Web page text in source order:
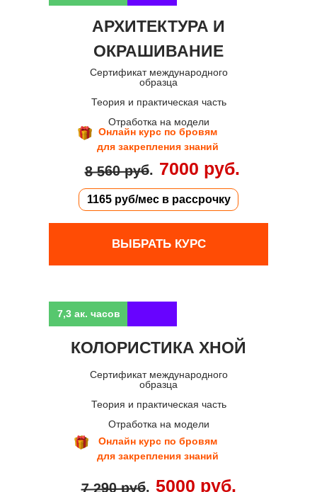
АРХИТЕКТУРА И
ОКРАШИВАНИЕ
ВЫБРАТЬ КУРС
Сертификат международного
образца
Теория и практическая часть
Отработка на модели
Онлайн курс по бровям
для закрепления знаний
КОЛОРИСТИКА ХНОЙ
Сертификат международного
образца
Теория и практическая часть
Отработка на модели
Онлайн курс по бровям
для закрепления знаний
7,3 ак. часов
8 560 руб. 7000 руб.
7 290 руб. 5000 руб.
1165 руб/мес в рассрочку